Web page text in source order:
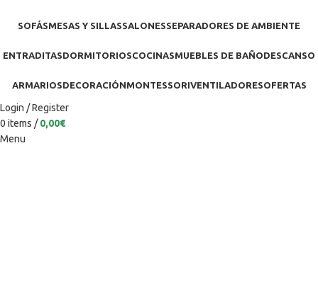
SOFÁSMESAS Y SILLASSALONESSEPARADORES DE AMBIENTE
ENTRADITASDORMITORIOSCOCINASMUEBLES DE BAÑODESCANSO
ARMARIOSDECORACIÓNMONTESSORIVENTILADORESOFERTAS
Login / Register
0 items / 0,00€
Menu